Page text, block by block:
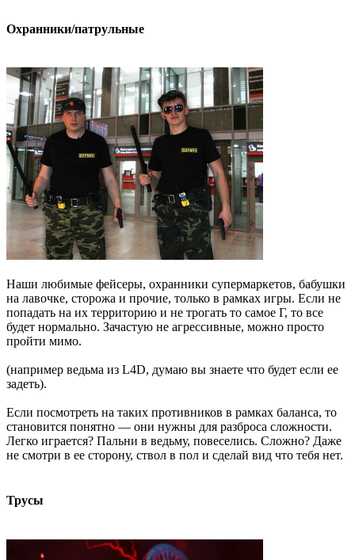
Охранники/патрульные
Наши любимые фейсеры, охранники супермаркетов, бабушки
на лавочке, сторожа и прочие, только в рамках игры. Если не
попадать на их территорию и не трогать то самое Г, то все
будет нормально. Зачастую не агрессивные, можно просто
пройти мимо.
(например ведьма из L4D, думаю вы знаете что будет если ее
задеть).
Если посмотреть на таких противников в рамках баланса, то
становится понятно — они нужны для разброса сложности.
Легко играется? Пальни в ведьму, повеселись. Сложно? Даже
не смотри в ее сторону, ствол в пол и сделай вид что тебя нет.
Трусы